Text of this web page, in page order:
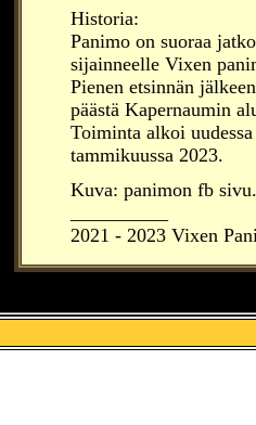
Historia:
Panimo on suoraa
sijainneelle Vixen
Pienen etsinnän
päästä Kapernaumin
Toiminta alkoi
tammikuussa 2023.
Kuva: panimon fb sivu.
2021 - 2023 Vixen